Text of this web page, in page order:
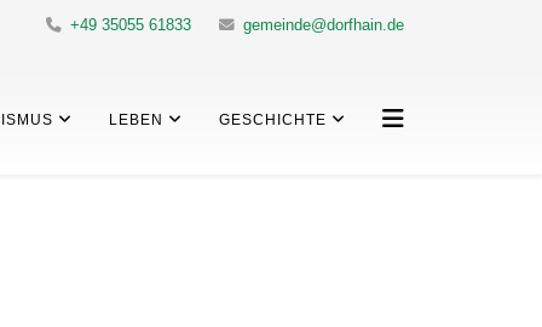
+49 35055 61833 gemeinde@dorfhain.de
LEBEN GESCHICHTE